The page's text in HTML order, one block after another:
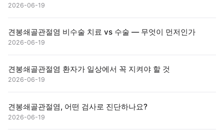
2026-06-19
견봉쇄골관절염 비수술 치료 vs 수술 — 무엇이 먼저인가
2026-06-19
견봉쇄골관절염 환자가 일상에서 꼭 지켜야 할 것
2026-06-19
견봉쇄골관절염, 어떤 검사로 진단하나요?
2026-06-19